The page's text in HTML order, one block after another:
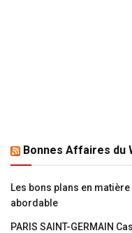
Bonnes Affaires du
Les bons plans en
abordable
PARIS SAINT-GERMAIN